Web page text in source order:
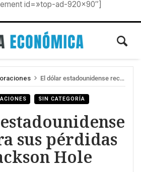
id=»top-ad-920×90″]
El dólar estadounidense recupera sus pérdidas de Jackson Hole
SIN CATEGORÍA
sus pérdidas
Hole